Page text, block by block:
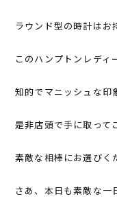
ラウンド型の時計はお
このハンプトンレディ
知的でマニッシュな印
是非店頭で手に取って
素敵な相棒にお選びく
さあ、本日も素敵な一